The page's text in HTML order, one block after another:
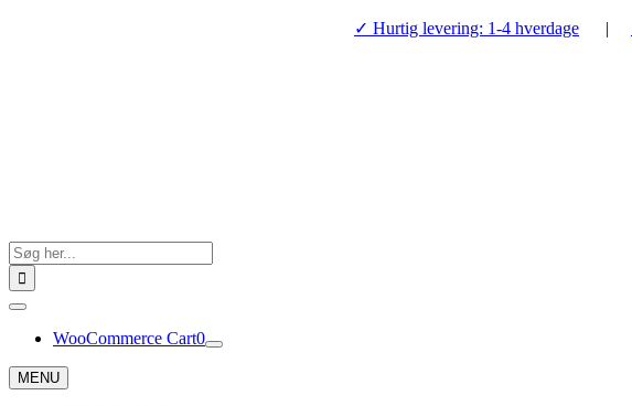
✓ Hurtig levering: 1-4 hverdage |
Search
for:
Toggle
NavigationWooCommerce Cart0
MENU